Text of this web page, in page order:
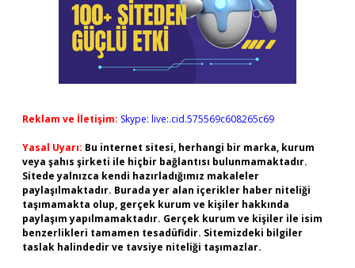
Reklam ve İletişim: Skype: live:.cid.575569c608265c69
Yasal Uyarı: Bu internet sitesi, herhangi bir marka, kurum
veya şahıs şirketi ile hiçbir bağlantısı bulunmamaktadır.
Sitede yalnızca kendi hazırladığımız makaleler
paylaşılmaktadır. Burada yer alan içerikler haber niteliği
taşımamakta olup, gerçek kurum ve kişiler hakkında
paylaşım yapılmamaktadır. Gerçek kurum ve kişiler ile isim
benzerlikleri tamamen tesadüfidir. Sitemizdeki bilgiler
taslak halindedir ve tavsiye niteliği taşımazlar.